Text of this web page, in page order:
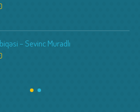
– Sevinc Muradlı